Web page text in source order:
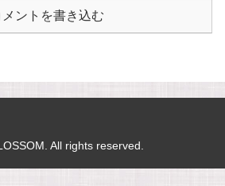
メントを書き込む
All rights reserved.